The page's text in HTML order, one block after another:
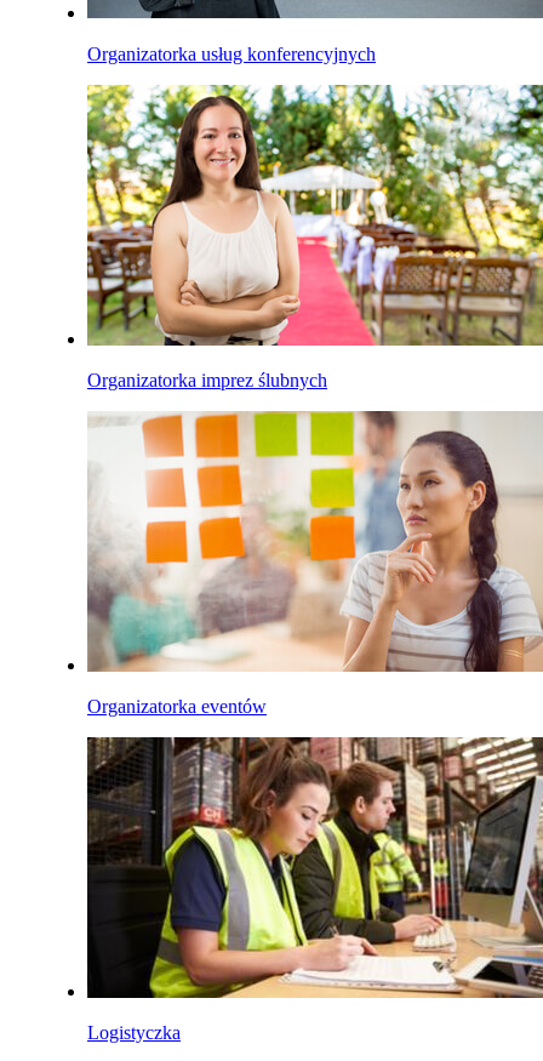
Organizatorka usług konferencyjnych
Organizatorka imprez ślubnych
Organizatorka eventów
Logistyczka